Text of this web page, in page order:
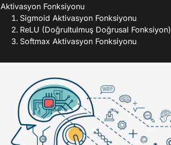
Aktivasyon Fonksiyonu
Sigmoid Aktivasyon Fonksiyonu
ReLU (Doğrultulmuş Doğrusal Fonksiyon)
Softmax Aktivasyon Fonksiyonu